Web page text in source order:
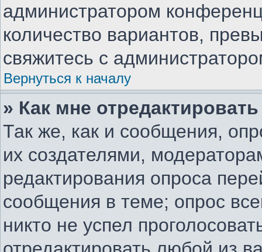
администратором
количество вариантов,
свяжитесь с
Вернуться к началу
» Как мне
Так же, как и сообщения,
их создателями,
редактирования опроса
сообщения в теме; опрос
никто не успел